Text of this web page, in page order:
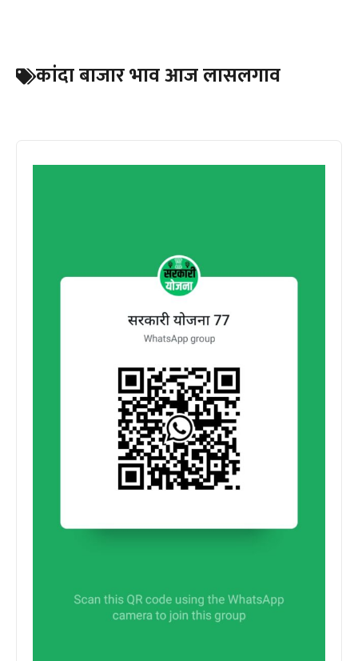
कांदा बाजार भाव आज लासलगाव